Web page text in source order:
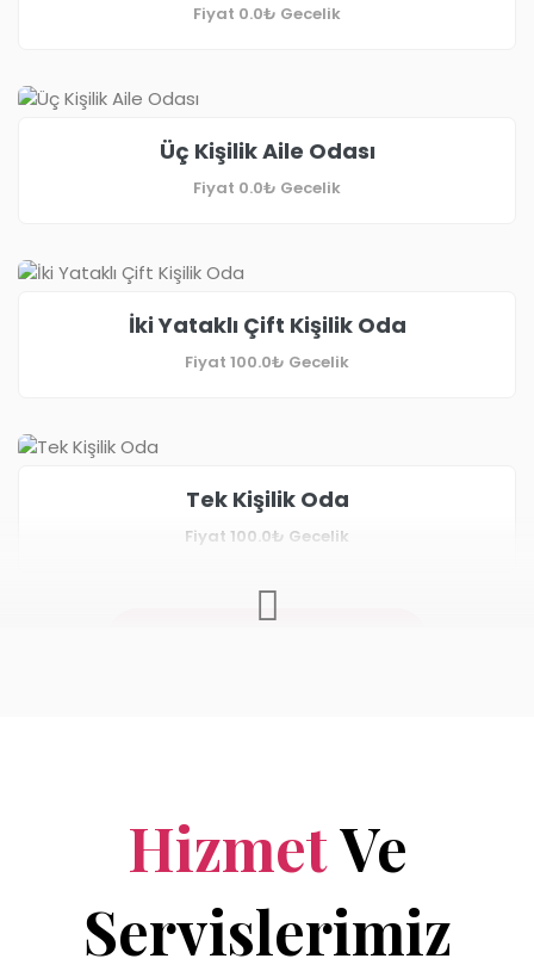
Fiyat 0.0₺ Gecelik
Üç Kişilik Aile Odası
Fiyat 0.0₺ Gecelik
İki Yataklı Çift Kişilik Oda
Fiyat 100.0₺ Gecelik
Tek Kişilik Oda
Fiyat 100.0₺ Gecelik
HizmetVe
Servislerimiz